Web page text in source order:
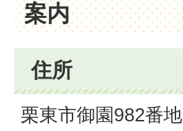
案内
住所
栗東市御園982番地